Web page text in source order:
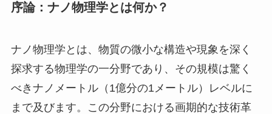
序論：ナノ物理学とは何か？
ナノ物理学とは、物質の微小な構造や現象を深く
探求する物理学の一分野であり、その規模は驚く
べきナノメートル（1億分の1メートル）レベルに
まで及びます。この分野における画期的な技術革